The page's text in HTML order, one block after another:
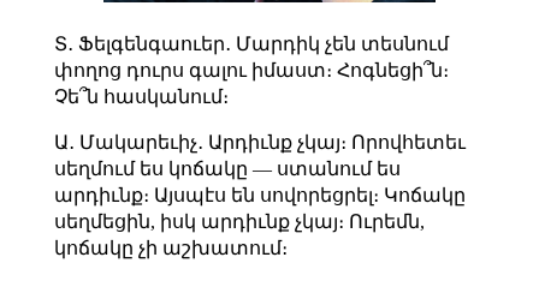
Տ․ Ֆելգենգաուեր․ Մարդիկ չեն տեսնում
փողոց դուրս գալու իմաստ։ Հոգնեցի՞ն։
Չե՞ն հասկանում։
Ա․ Մակարեւիչ․ Արդիւնք չկայ։ Որովհետեւ
սեղմում ես կոճակը — ստանում ես
արդիւնք։ Այսպէս են սովորեցրել։ Կոճակը
սեղմեցին, իսկ արդիւնք չկայ։ Ուրեմն,
կոճակը չի աշխատում։